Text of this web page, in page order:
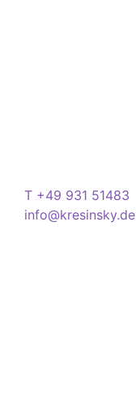
T +49 931 51483
info@kresinsky.de